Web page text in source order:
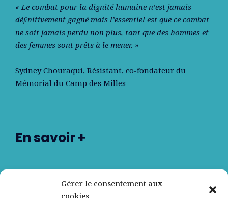
Gérer le consentement aux
cookies
« Le combat pour la dignité humaine n’est jamais
déﬁnitivement gagné mais l’essentiel est que ce combat
ne soit jamais perdu non plus, tant que des hommes et
des femmes sont prêts à le mener. »
Sydney Chouraqui, Résistant, co-fondateur du
Mémorial du Camp des Milles
En savoir +
Nos partenaires